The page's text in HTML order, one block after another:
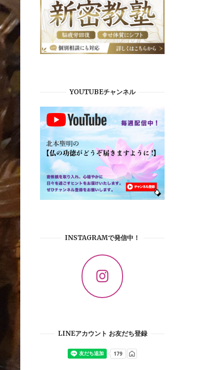
YOUTUBEチャンネル
INSTAGRAMで発信中！
LINEアカウント お友だち登録